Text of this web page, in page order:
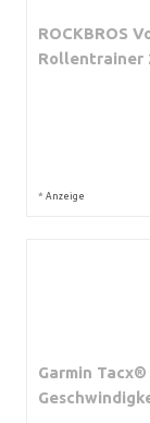
ROCKBROS
Rollentrainer
* Anzeige
Garmin